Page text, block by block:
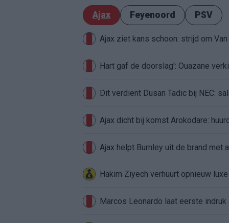
Ajax Feyenoord PSV
Ajax ziet kans schoon: strijd om
Hart gaf de doorslag': Ouazane
Dit verdient Dusan Tadic bij NEC:
Ajax dicht bij komst Arokodare:
Ajax helpt Burnley uit de brand met
Hakim Ziyech verhuurt opnieuw
Marcos Leonardo laat eerste